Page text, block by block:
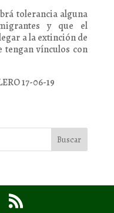
tolerancia alguna
y que el
a la extinción de
tengan vínculos con
17-06-19